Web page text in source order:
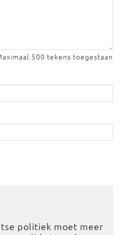
500 tekens toegestaan
politiek moet meer